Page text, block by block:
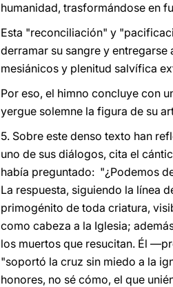
humanidad, trasformándose en
Esta "reconciliación" y
derramar su sangre y
mesiánicos y plenitud salvífica
Por eso, el himno concluye con
yergue solemne la figura de su
5. Sobre este denso texto han
uno de sus diálogos, cita el
había preguntado: "¿Podemos
La respuesta, siguiendo la línea
primogénito de toda criatura,
como cabeza a la Iglesia;
los muertos que resucitan. Él
"soportó la cruz sin miedo a la
honores, no sé cómo, el que